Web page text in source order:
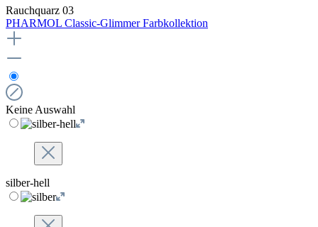
Rauchquarz 03
PHARMOL Classic-Glimmer Farbkollektion
Keine Auswahl
silber-hell